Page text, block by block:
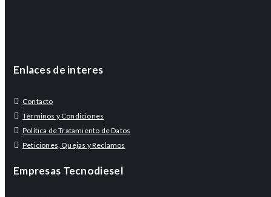
Enlaces de interes
Contacto
Términos y Condiciones
Política de Tratamiento de Datos
Peticiones, Quejas y Reclamos
Empresas Tecnodiesel